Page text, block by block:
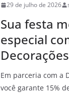
29 de julho de 2026
Sua festa
especial
Em parceria com a
você garante 15%